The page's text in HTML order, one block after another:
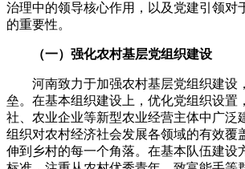
治理中的领导核心作用，以及党建引领对
的重要性。
（一）强化农村基层党组织建设
河南致力于加强农村基层党组织建设
垒。在基本组织建设上，优化党组织设置
社、农业企业等新型农业经营主体中广泛
组织对农村经济社会发展各领域的有效覆
伸到乡村的每一个角落。在基本队伍建设